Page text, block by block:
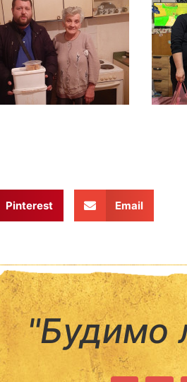
Pinterest Email
"Будимо